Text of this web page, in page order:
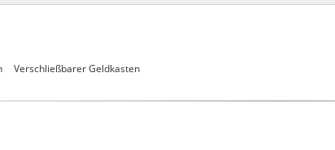
Verschließbarer Geldkasten